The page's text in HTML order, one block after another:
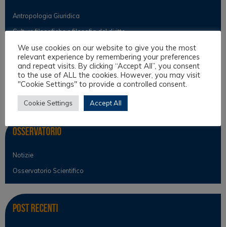
Antropologia Giuridica
Culture filosofiche e filosofia del diritto
Diritto e Religione
Diritto Interculturale
Teoria del diritto
Teoria Interculturale
Osservatorio
Notizie
Osservatorio Scientifico
Post Recenti
We use cookies on our website to give you the most
relevant experience by remembering your preferences
and repeat visits. By clicking “Accept All”, you consent
to the use of ALL the cookies. However, you may visit
"Cookie Settings" to provide a controlled consent.
Cookie Settings Accept All